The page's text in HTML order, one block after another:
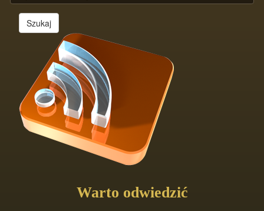
Szukaj
Warto odwiedzić